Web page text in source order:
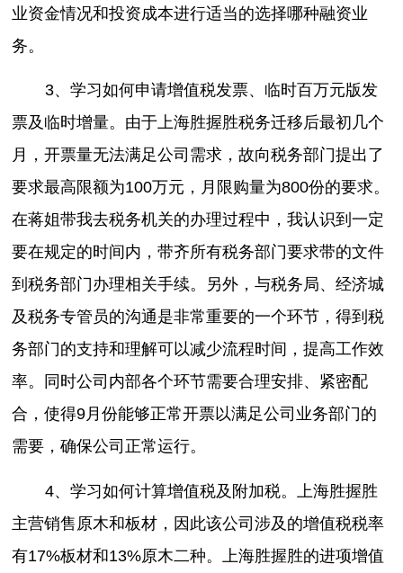
业资金情况和投资成本进行适当的选择哪种融资业
务。
3、学习如何申请增值税发票、临时百万元版发
票及临时增量。由于上海胜握胜税务迁移后最初几个
月，开票量无法满足公司需求，故向税务部门提出了
要求最高限额为100万元，月限购量为800份的要求。
在蒋姐带我去税务机关的办理过程中，我认识到一定
要在规定的时间内，带齐所有税务部门要求带的文件
到税务部门办理相关手续。另外，与税务局、经济城
及税务专管员的沟通是非常重要的一个环节，得到税
务部门的支持和理解可以减少流程时间，提高工作效
率。同时公司内部各个环节需要合理安排、紧密配
合，使得9月份能够正常开票以满足公司业务部门的
需要，确保公司正常运行。
4、学习如何计算增值税及附加税。上海胜握胜
主营销售原木和板材，因此该公司涉及的增值税税率
有17%板材和13%原木二种。上海胜握胜的进项增值